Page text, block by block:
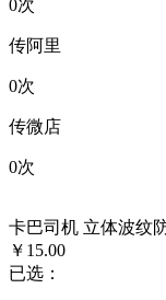
0次
传阿里
0次
传微店
0次
卡巴司机 立体波纹
￥15.00
已选：